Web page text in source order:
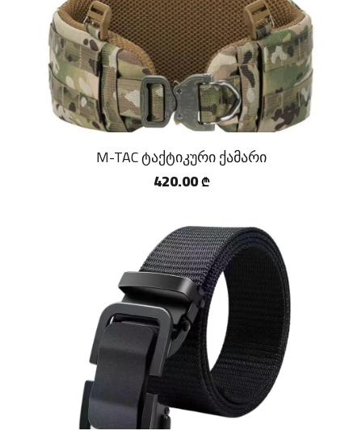
M-TAC ტაქტიკური ქამარი
420.00 ₾